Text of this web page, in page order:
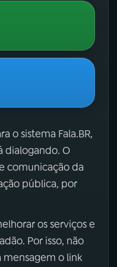
o sistema Fala.BR,
dialogando. O
comunicação da
pública, por
os serviços e
Por isso, não
mensagem o link